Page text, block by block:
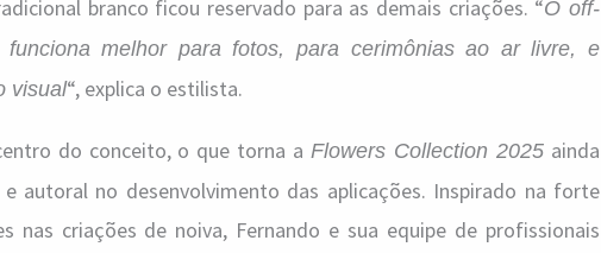
branco ficou reservado para as demais criações. “O off-
melhor para fotos, para cerimônias ao ar livre, e
visual“, explica o estilista.
do conceito, o que torna a Flowers Collection 2025 ainda
autoral no desenvolvimento das aplicações. Inspirado na forte
nas criações de noiva, Fernando e sua equipe de profissionais